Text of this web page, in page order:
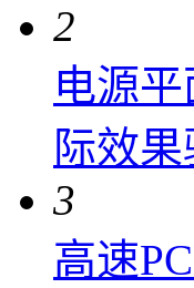
2
电源
际效
3
高速